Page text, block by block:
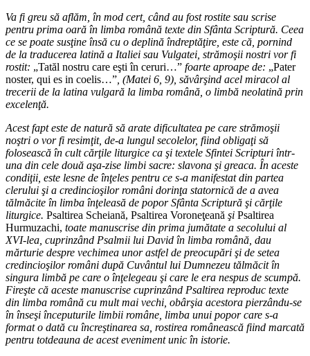
Va fi greu să aflăm, în mod cert, când au fost rostite sau scrise
pentru prima oară în limba română texte din Sfânta Scriptură. Ceea
ce se poate susţine însă cu o deplină îndreptăţire, este că, pornind
de la traducerea latină a Italiei sau Vulgatei, strămoşii nostri vor fi
rostit: „Tatăl nostru care eşti în ceruri…” foarte aproape de: „Pater
noster, qui es in coelis…” , (Matei 6, 9), săvârşind acel miracol al
trecerii de la latina vulgară la limba română, o limbă neolatină prin
excelenţă.
Acest fapt este de natură să arate dificultatea pe care strămoşii
noştri o vor fi resimţit, de-a lungul secolelor, fiind obligaţi să
folosească în cult cărţile liturgice ca şi textele Sfintei Scripturi într-
una din cele două aşa-zise limbi sacre: slavona şi greaca. În aceste
condiţii, este lesne de înţeles pentru ce s-a manifestat din partea
clerului şi a credincioşilor români dorinţa statornică de a avea
tălmăcite în limba înţeleasă de popor Sfânta Scriptură şi cărţile
liturgice. Psaltirea Scheiană, Psaltirea Voroneţeană şi Psaltirea
Hurmuzachi, toate manuscrise din prima jumătate a secolului al
XVI-lea, cuprinzând Psalmii lui David în limba română, dau
mărturie despre vechimea unor astfel de preocupări şi de setea
credincioşilor români după Cuvântul lui Dumnezeu tălmăcit în
singura limbă pe care o înţelegeau şi care le era nespus de scumpă.
Fireşte că aceste manuscrise cuprinzând Psaltirea reproduc texte
din limba română cu mult mai vechi, obârşia acestora pierzându-se
în înseşi începuturile limbii române, limba unui popor care s-a
format o dată cu încreştinarea sa, rostirea românească fiind marcată
pentru totdeauna de acest eveniment unic în istorie.